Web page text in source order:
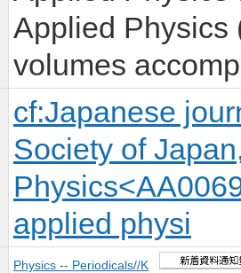
Applied Physics
volumes
cf:Japanese
Society of
applied physi
Physics -- Periodicals//K